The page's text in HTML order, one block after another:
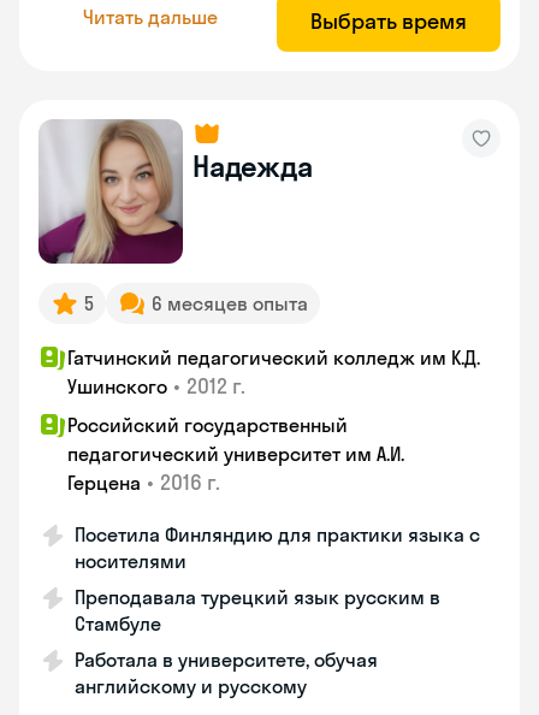
Читать дальше Выбрать время
Надежда
5 6 месяцев опыта
Гатчинский педагогический колледж им К.Д.
Ушинского • 2012 г.
Российский государственный
педагогический университет им А.И.
Герцена • 2016 г.
Посетила Финляндию для практики языка с
носителями
Преподавала турецкий язык русским в
Стамбуле
Работала в университете, обучая
английскому и русскому